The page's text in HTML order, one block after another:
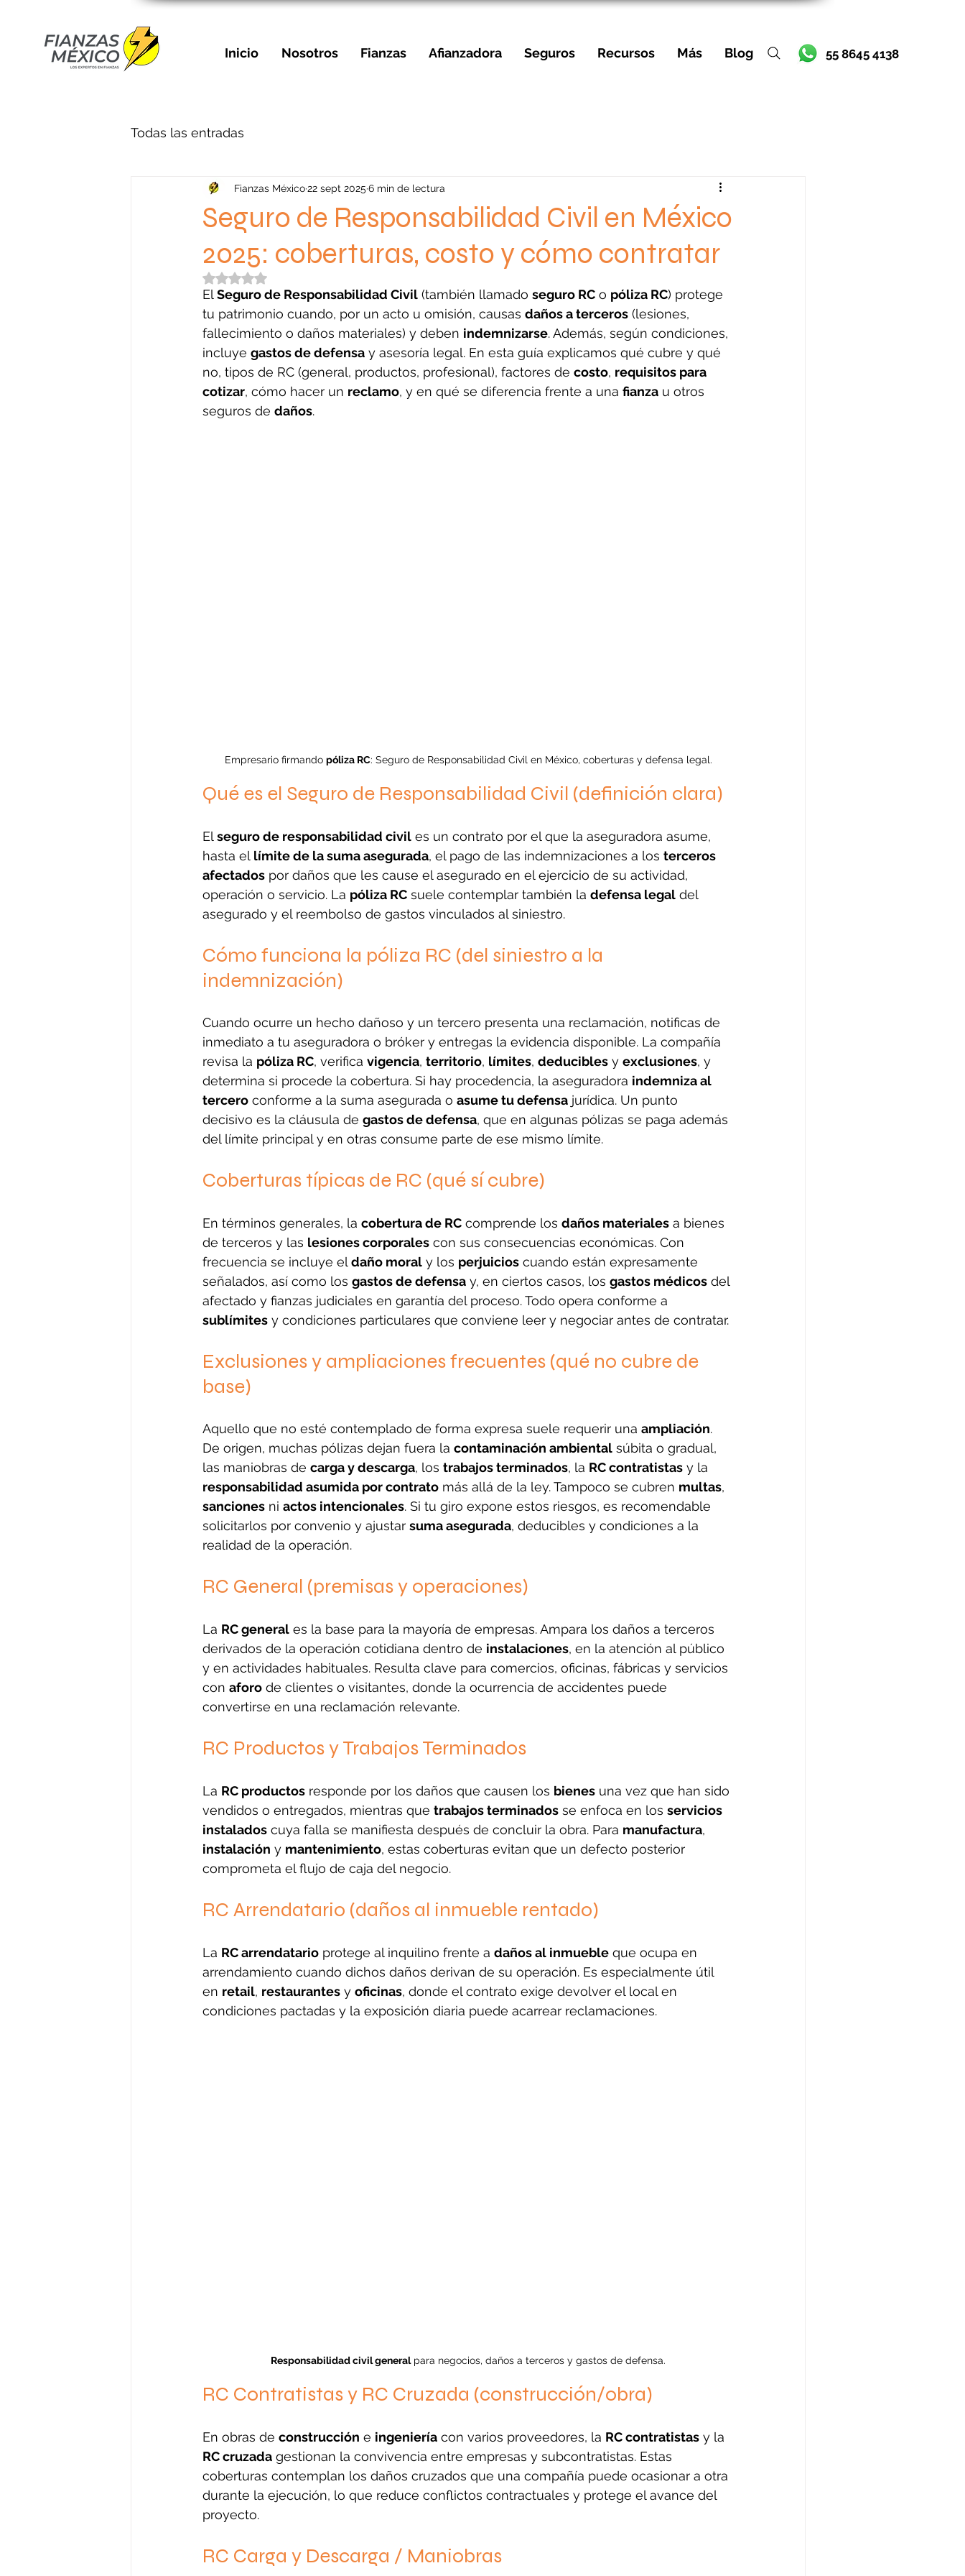
Inicio Nosotros Fianzas Afianzadora Seguros Recursos Más Blog 55 8645 4138
Todas las entradas
Seguro de Responsabilidad Civil en México
2025: coberturas, costo y cómo contratar
Fianzas México22 sept 2025 6 min de lectura
Obtuvo NaN de 5 estrellas.
El Seguro de Responsabilidad Civil (también llamado seguro RC o póliza RC) protege
tu patrimonio cuando, por un acto u omisión, causas daños a terceros (lesiones,
fallecimiento o daños materiales) y deben indemnizarse. Además, según condiciones,
incluye gastos de defensa y asesoría legal. En esta guía explicamos qué cubre y qué
no, tipos de RC (general, productos, profesional), factores de costo, requisitos para
cotizar, cómo hacer un reclamo, y en qué se diferencia frente a una fianza u otros
seguros de daños.
Empresario firmando póliza RC: Seguro de Responsabilidad Civil en México, coberturas y defensa legal.
Qué es el Seguro de Responsabilidad Civil (definición clara)
El seguro de responsabilidad civil es un contrato por el que la aseguradora asume,
hasta el límite de la suma asegurada, el pago de las indemnizaciones a los terceros
afectados por daños que les cause el asegurado en el ejercicio de su actividad,
operación o servicio. La póliza RC suele contemplar también la defensa legal del
asegurado y el reembolso de gastos vinculados al siniestro.
Cómo funciona la póliza RC (del siniestro a la
indemnización)
Cuando ocurre un hecho dañoso y un tercero presenta una reclamación, notificas de
inmediato a tu aseguradora o bróker y entregas la evidencia disponible. La compañía
revisa la póliza RC, verifica vigencia, territorio, límites, deducibles y exclusiones, y
determina si procede la cobertura. Si hay procedencia, la aseguradora indemniza al
tercero conforme a la suma asegurada o asume tu defensa jurídica. Un punto
decisivo es la cláusula de gastos de defensa, que en algunas pólizas se paga además
del límite principal y en otras consume parte de ese mismo límite.
Coberturas típicas de RC (qué sí cubre)
En términos generales, la cobertura de RC comprende los daños materiales a bienes
de terceros y las lesiones corporales con sus consecuencias económicas. Con
frecuencia se incluye el daño moral y los perjuicios cuando están expresamente
señalados, así como los gastos de defensa y, en ciertos casos, los gastos médicos del
afectado y fianzas judiciales en garantía del proceso. Todo opera conforme a
sublímites y condiciones particulares que conviene leer y negociar antes de contratar.
Exclusiones y ampliaciones frecuentes (qué no cubre de
base)
Aquello que no esté contemplado de forma expresa suele requerir una ampliación.
De origen, muchas pólizas dejan fuera la contaminación ambiental súbita o gradual,
las maniobras de carga y descarga, los trabajos terminados, la RC contratistas y la
responsabilidad asumida por contrato más allá de la ley. Tampoco se cubren multas,
sanciones ni actos intencionales. Si tu giro expone estos riesgos, es recomendable
solicitarlos por convenio y ajustar suma asegurada, deducibles y condiciones a la
realidad de la operación.
RC General (premisas y operaciones)
La RC general es la base para la mayoría de empresas. Ampara los daños a terceros
derivados de la operación cotidiana dentro de instalaciones, en la atención al público
y en actividades habituales. Resulta clave para comercios, oficinas, fábricas y servicios
con aforo de clientes o visitantes, donde la ocurrencia de accidentes puede
convertirse en una reclamación relevante.
RC Productos y Trabajos Terminados
La RC productos responde por los daños que causen los bienes una vez que han sido
vendidos o entregados, mientras que trabajos terminados se enfoca en los servicios
instalados cuya falla se manifiesta después de concluir la obra. Para manufactura,
instalación y mantenimiento, estas coberturas evitan que un defecto posterior
comprometa el flujo de caja del negocio.
RC Arrendatario (daños al inmueble rentado)
La RC arrendatario protege al inquilino frente a daños al inmueble que ocupa en
arrendamiento cuando dichos daños derivan de su operación. Es especialmente útil
en retail, restaurantes y oficinas, donde el contrato exige devolver el local en
condiciones pactadas y la exposición diaria puede acarrear reclamaciones.
Responsabilidad civil general para negocios, daños a terceros y gastos de defensa.
RC Contratistas y RC Cruzada (construcción/obra)
En obras de construcción e ingeniería con varios proveedores, la RC contratistas y la
RC cruzada gestionan la convivencia entre empresas y subcontratistas. Estas
coberturas contemplan los daños cruzados que una compañía puede ocasionar a otra
durante la ejecución, lo que reduce conflictos contractuales y protege el avance del
proyecto.
RC Carga y Descarga / Maniobras